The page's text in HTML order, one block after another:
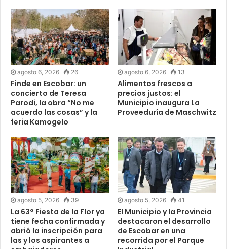
agosto 6, 2026 26
Finde en Escobar: un
concierto de Teresa
Parodi, la obra “No me
acuerdo las cosas” y la
feria Kamogelo
agosto 6, 2026 13
Alimentos frescos a
precios justos: el
Municipio inaugura La
Proveeduría de Maschwitz
agosto 5, 2026 39
La 63° Fiesta de la Flor ya
tiene fecha confirmada y
abrió la inscripción para
las y los aspirantes a
agosto 5, 2026 41
El Municipio y la Provincia
destacaron el desarrollo
de Escobar en una
recorrida por el Parque